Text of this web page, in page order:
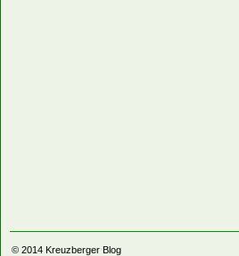
© 2014 Kreuzberger Blog